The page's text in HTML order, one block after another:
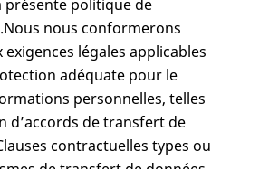
présente politique de
nous conformerons
légales applicables
adéquate pour le
personnelles, telles
d’accords de transfert de
contractuelles types ou